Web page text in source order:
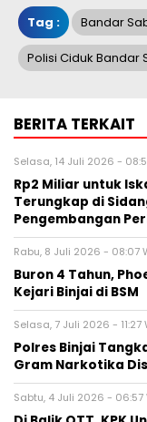
Tag : Bandar
Polisi Ciduk Bandar
BERITA TERKAIT
Selasa, 14 Juli 2026 -
Rp2 Miliar untuk
Terungkap di
Pengembangan
Rabu, 8 Juli 2026 - 08:07
Buron 4 Tahun,
Kejari Binjai di BSM
Selasa, 7 Juli 2026 - 11:27
Polres Binjai
Gram Narkotika
Sabtu, 4 Juli 2026 - 06:57